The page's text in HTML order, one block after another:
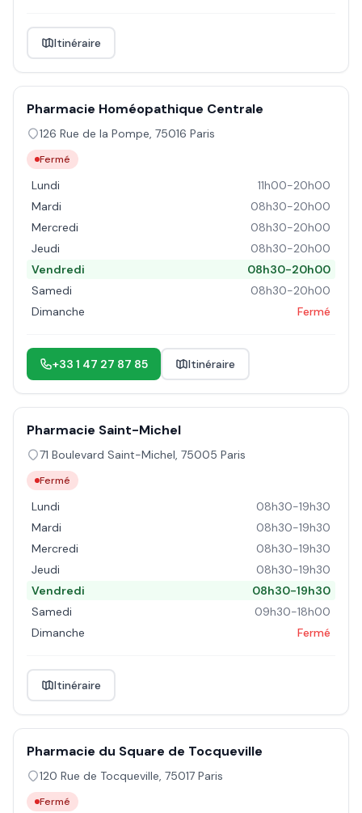
Itinéraire
Pharmacie Homéopathique Centrale
126 Rue de la Pompe, 75016 Paris
Fermé
Lundi
11h00-20h00
Mardi
08h30-20h00
Mercredi
08h30-20h00
Jeudi
08h30-20h00
Vendredi
08h30-20h00
Samedi
08h30-20h00
Dimanche
Fermé
+33 1 47 27 87 85 Itinéraire
Pharmacie Saint-Michel
71 Boulevard Saint-Michel, 75005 Paris
Fermé
Lundi
08h30-19h30
Mardi
08h30-19h30
Mercredi
08h30-19h30
Jeudi
08h30-19h30
Vendredi
08h30-19h30
Samedi
09h30-18h00
Dimanche
Fermé
Itinéraire
Pharmacie du Square de Tocqueville
120 Rue de Tocqueville, 75017 Paris
Fermé